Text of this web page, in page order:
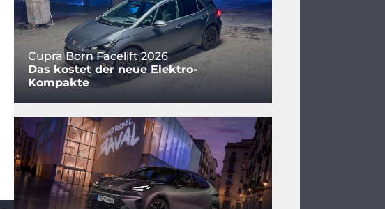
Cupra Born Facelift 2026
Das kostet der neue Elektro-
Kompakte